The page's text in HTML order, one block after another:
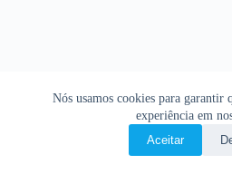
Nós usamos cookies para garantir
experiência em
Aceitar
Copyright © 2026 • O Livro